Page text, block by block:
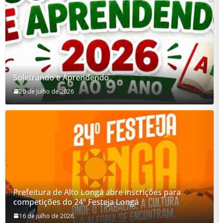
Soletrando e Aprendendo
20 de julho de 2026
Prefeitura de Alto Longá abre inscrições para
competições do 24º Festeja Longá
16 de julho de 2026